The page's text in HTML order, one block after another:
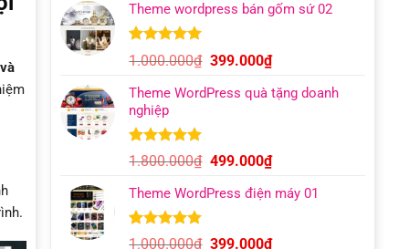
Theme wordpress bán gốm sứ 02
5.00trên 5
dựa trên
8
đánh giá
1.000.000₫ Giá
là:
399.000₫Giá
tại
Theme WordPress quà tặng doanh
nghiệp
5.00trên 5
dựa trên
5
đánh giá
1.800.000₫ Giá
là:
499.000₫Giá
tại
499.000₫.
Theme WordPress điện máy 01
5.00trên 5
11
1.000.000₫ Giá
399.000₫Giá